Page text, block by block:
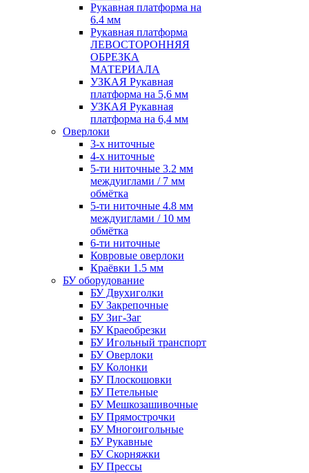
Рукавная платформа на
6.4 мм
Рукавная платформа
ЛЕВОСТОРОННЯЯ
ОБРЕЗКА
МАТЕРИАЛА
УЗКАЯ Рукавная
платформа на 5,6 мм
УЗКАЯ Рукавная
платформа на 6,4 мм
Оверлоки
3-х ниточные
4-х ниточные
5-ти ниточные 3.2 мм
междуиглами / 7 мм
обмётка
5-ти ниточные 4.8 мм
междуиглами / 10 мм
обмётка
6-ти ниточные
Ковровые оверлоки
Краёвки 1.5 мм
БУ оборудование
БУ Двухиголки
БУ Закрепочные
БУ Зиг-Заг
БУ Краеобрезки
БУ Игольный транспорт
БУ Оверлоки
БУ Колонки
БУ Плоскошовки
БУ Петельные
БУ Мешкозашивочные
БУ Прямострочки
БУ Многоигольные
БУ Рукавные
БУ Скорняжки
БУ Прессы